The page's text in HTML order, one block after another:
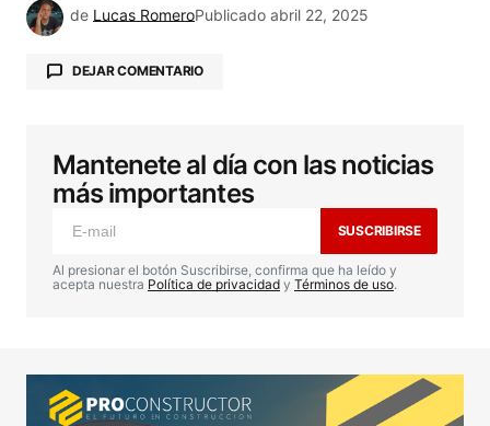
de Lucas RomeroPublicado abril 22, 2025
DEJAR COMENTARIO
Tu dirección de correo electrónico no será
publicada. Los campos obligatorios están
marcados con *
Comentario*
Your Name*
Mantenete al día con las noticias
más importantes
SUSCRIBIRSE
Al presionar el botón Suscribirse, confirma que ha leído y
acepta nuestra Política de privacidad y Términos de uso.